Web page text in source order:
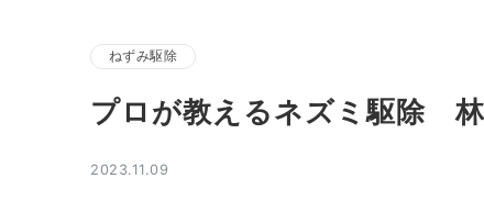
ねずみ駆除
プロが教えるネズミ駆除
2023.11.09